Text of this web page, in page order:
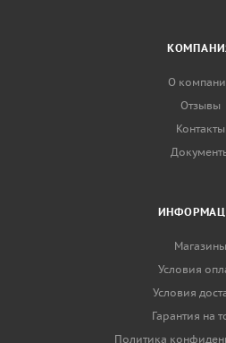
О
Отзывы
Контакты
Магазины
Условия
Условия
Гарантия на
Политика